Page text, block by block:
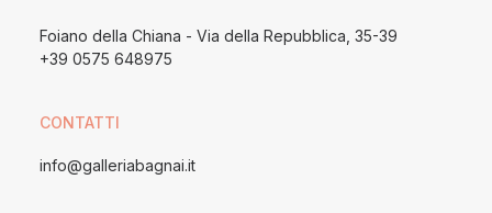
Foiano della Chiana - Via della Repubblica, 35-39
+39 0575 648975
CONTATTI
info@galleriabagnai.it